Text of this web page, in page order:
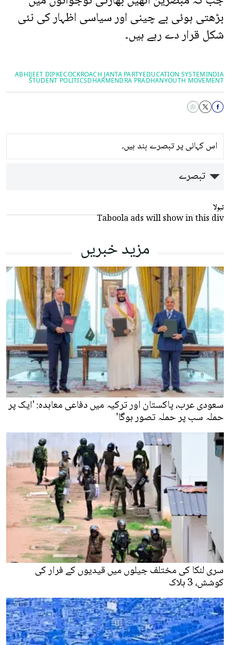
بڑھتی ہوئی بے چینی اور سیاسی اظہار کی نئی
شکل قرار دے رہے ہیں۔
INDIA
EDUCATION SYSTEM
COCKROACH JANTA PARTY
ABHIJEET DIPKE
YOUTH MOVEMENT
DHARMENDRA PRADHAN
STUDENT POLITICS
اس کہانی پر تبصرے بند ہیں۔
تبصرے
تبولا
Taboola ads will show in this div
مزید خبریں
سعودی عرب، پاکستان اور ترکیہ میں دفاعی معاہدہ: 'ایک پر
حملہ سب پر حملہ تصور ہوگا'
سری لنکا کی مختلف جیلوں میں قیدیوں کے فرار کی
کوشش، 3 ہلاک